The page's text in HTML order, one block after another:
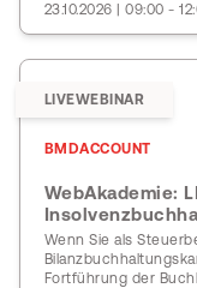
23.10.2026 | 09:00 -
LIVEWEBINAR
BMDACCOUNT
WebAkademie:
Wenn Sie als
Fortführung der